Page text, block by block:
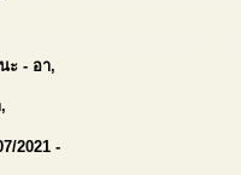
ะ - อา,
2021 -